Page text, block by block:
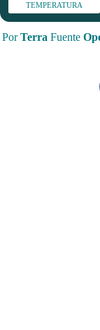
TEMPERATURA
PorTerra Fuente